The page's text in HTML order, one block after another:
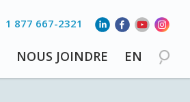
1 877 667-2321
NOUS JOINDRE EN